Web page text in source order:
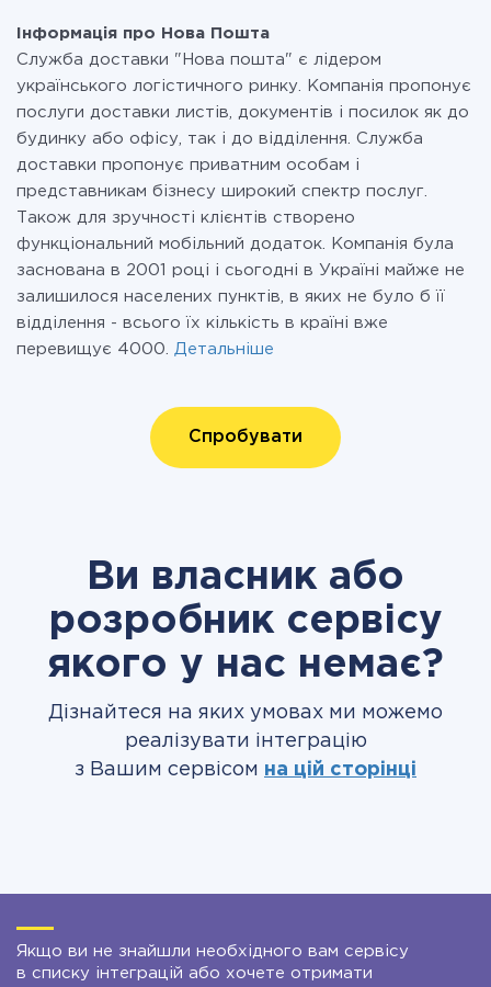
Інформація про Нова Пошта
Служба доставки "Нова пошта" є лідером
українського логістичного ринку. Компанія пропонує
послуги доставки листів, документів і посилок як до
будинку або офісу, так і до відділення. Служба
доставки пропонує приватним особам і
представникам бізнесу широкий спектр послуг.
Також для зручності клієнтів створено
функціональний мобільний додаток. Компанія була
заснована в 2001 році і сьогодні в Україні майже не
залишилося населених пунктів, в яких не було б її
відділення - всього їх кількість в країні вже
перевищує 4000. Детальніше
Спробувати
Ви власник або
розробник сервісу
якого у нас немає?
Дізнайтеся на яких умовах ми можемо
реалізувати інтеграцію
з Вашим сервісом на цій сторінці
Якщо ви не знайшли необхідного вам сервісу
в списку інтеграцій або хочете отримати